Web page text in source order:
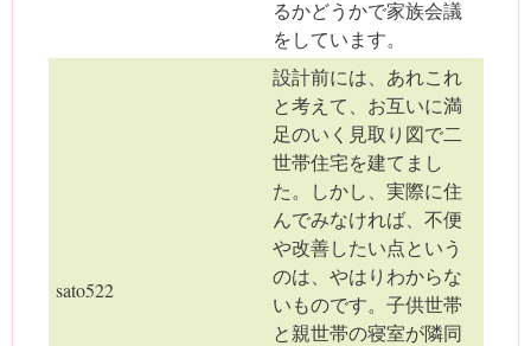
るかどうかで家族会議
をしています。
sato522
設計前には、あれこれ
と考えて、お互いに満
足のいく見取り図で二
世帯住宅を建てまし
た。しかし、実際に住
んでみなければ、不便
や改善したい点という
のは、やはりわからな
いものです。子供世帯
と親世帯の寝室が隣同